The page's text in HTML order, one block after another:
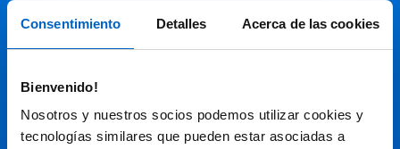
Consentimiento Detalles Acerca de las cookies
Bienvenido!
Nosotros y nuestros socios podemos utilizar cookies y
tecnologías similares que pueden estar asociadas a
Audiovisual
Espacio de Información Médica